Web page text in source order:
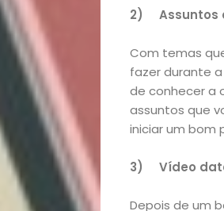
Homem
Mães
&
Filhos
Notícias
2) Assuntos
Com temas
fazer durante
de conhecer a
assuntos que
iniciar um bom
3) Vídeo
Depois de um